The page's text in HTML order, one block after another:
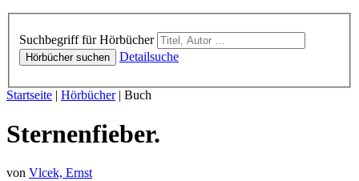
Suchbegriff für Hörbücher
Hörbücher suchen Detailsuche
Sie sind hier:
Startseite | Hörbücher| Buch
Sternenfieber.
von Vlcek, Ernst